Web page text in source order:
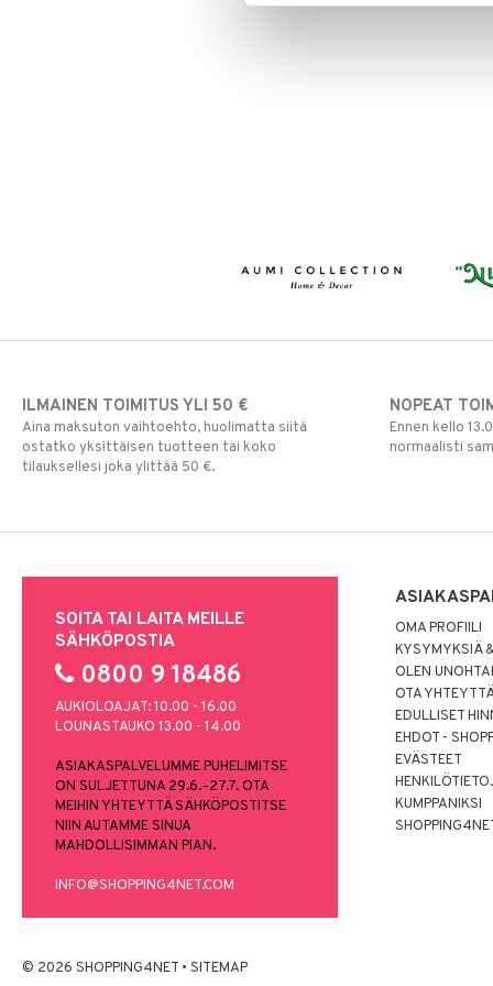
ILMAINEN TOIMITUS YLI 50 €
Aina maksuton vaihtoehto, huolimatta siitä
ostatko yksittäisen tuotteen tai koko
tilauksellesi joka ylittää 50 €.
NOPEAT
Ennen kello
normaalisti
SOITA TAI LAITA MEILLE
SÄHKÖPOSTIA
0800 9 18486
AUKIOLOAJAT: 10.00 - 16.00
LOUNASTAUKO 13.00 - 14.00
ASIAKASPALVELUMME PUHELIMITSE
ON SULJETTUNA 29.6.–27.7. OTA
MEIHIN YHTEYTTÄ SÄHKÖPOSTITSE
NIIN AUTAMME SINUA
MAHDOLLISIMMAN PIAN.
INFO@SHOPPING4NET.COM
OMA PROFIILI
KYSYMYKSIÄ
OLEN
OTA
EDULLISET
EHDOT -
EVÄSTEET
KUMPPANIKSI
© 2026 SHOPPING4NET • SITEMAP